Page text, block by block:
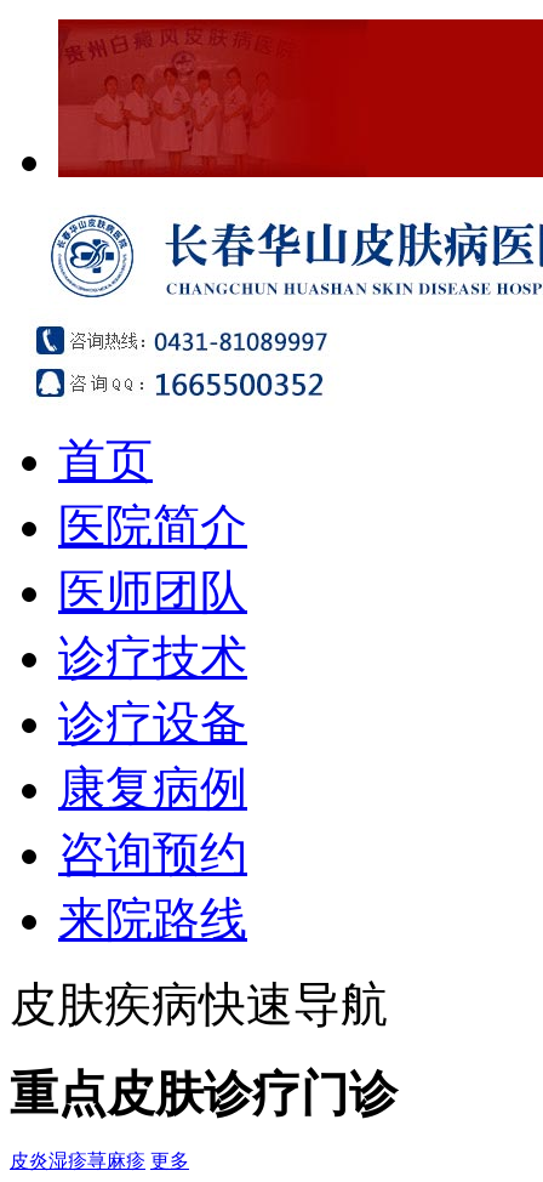
首页
医院简介
医师团队
诊疗技术
诊疗设备
康复病例
咨询预约
来院路线
皮肤疾病快速导航
重点皮肤诊疗门诊
皮炎湿疹荨麻疹 更多